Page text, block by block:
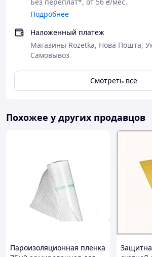
Подробнее
Наложенный платеж
Магазины Rozetka, Нова Пошта,
Самовывоз
Смотреть всё
Похожее у других продавцов
Пароизоляционная пленка